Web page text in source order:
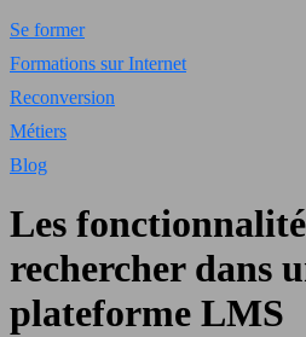
Se former
Formations sur Internet
Reconversion
Métiers
Blog
Les
rechercher dans
plateforme LMS